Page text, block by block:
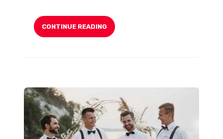
CONTINUE READING